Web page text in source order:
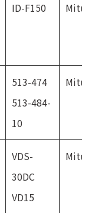
ID-F150
513-474
513-484-
10
VDS-
30DC
VD15